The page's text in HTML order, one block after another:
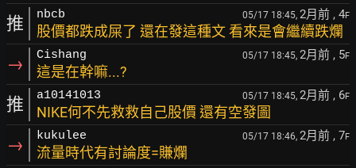
推 nbcb 05/17 18:45, 2月前 , 4F
股價都跌成屎了 還在發這種文 看來是會繼續跌爛
→ Cishang 05/17 18:45, 2月前 , 5F
這是在幹嘛...?
推 a10141013 05/17 18:45, 2月前 , 6F
NIKE何不先救救自己股價 還有空發圖
→ kukulee 05/17 18:46, 2月前 , 7F
流量時代有討論度=賺爛